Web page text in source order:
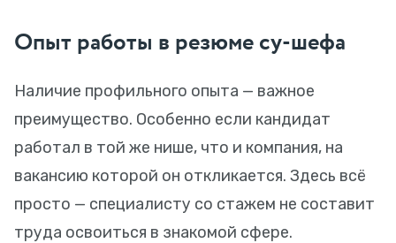
Опыт работы в резюме су-шефа
Наличие профильного опыта — важное
преимущество. Особенно если кандидат
работал в той же нише, что и компания, на
вакансию которой он откликается. Здесь всё
просто — специалисту со стажем не составит
труда освоиться в знакомой сфере.